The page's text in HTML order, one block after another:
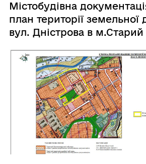
Містобудівна
план території земельної
вул. Дністрова в